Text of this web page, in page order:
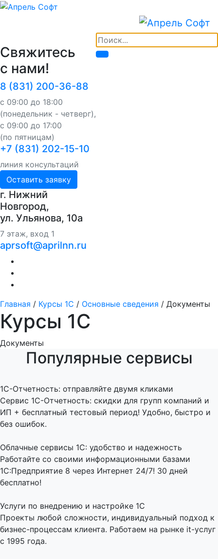
Свяжитесь
с нами!
8 (831) 200-36-88
с 09:00 до 18:00
(понедельник - четверг),
с 09:00 до 17:00
(по пятницам)
+7 (831) 202-15-10
линия консультаций
Оставить заявку
г. Нижний
Новгород,
ул. Ульянова, 10a
7 этаж, вход 1
aprsoft@aprilnn.ru
Главная / Курсы 1С / Основные сведения / Документы
Курсы 1С
Документы
Популярные сервисы
1C-Отчетность: отправляйте двумя кликами
Сервис 1С-Отчетность: скидки для групп компаний и
ИП + бесплатный тестовый период! Удобно, быстро и
без ошибок.
Облачные сервисы 1С: удобство и надежность
Работайте со своими информационными базами
1С:Предприятие 8 через Интернет 24/7! 30 дней
бесплатно!
Услуги по внедрению и настройке 1С
Проекты любой сложности, индивидуальный подход к
бизнес-процессам клиента. Работаем на рынке it-услуг
с 1995 года.